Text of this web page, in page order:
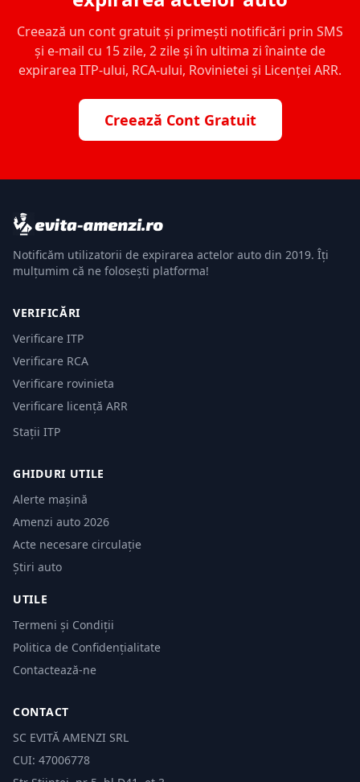
Creează un cont gratuit și primești notificări prin SMS
și e-mail cu 15 zile, 2 zile și în ultima zi înainte de
expirarea ITP-ului, RCA-ului, Rovinietei și Licenței ARR.
Creează Cont Gratuit
Notificăm utilizatorii de expirarea actelor auto din 2019. Îți
mulțumim că ne folosești platforma!
VERIFICĂRI
Verificare ITP
Verificare RCA
Verificare rovinieta
Verificare licență ARR
Stații ITP
GHIDURI UTILE
Alerte mașină
Amenzi auto 2026
Acte necesare circulație
Știri auto
UTILE
Termeni și Condiții
Politica de Confidențialitate
Contactează-ne
CONTACT
SC EVITĂ AMENZI SRL
CUI: 47006778